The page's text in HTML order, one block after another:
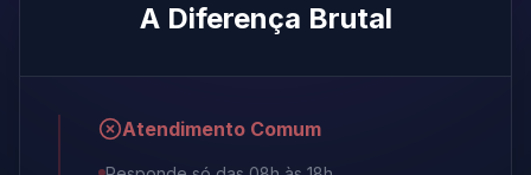
A Diferença Brutal
Atendimento Comum